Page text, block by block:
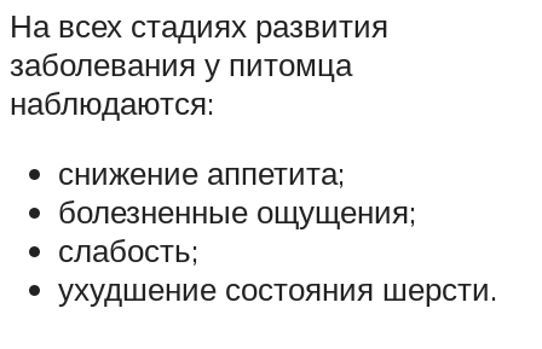
На всех стадиях развития
заболевания у питомца
наблюдаются:
снижение аппетита;
болезненные ощущения;
слабость;
ухудшение состояния шерсти.